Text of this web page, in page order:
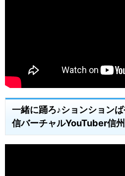
一緒に踊ろ♪ションション
信バーチャルYouTuber信